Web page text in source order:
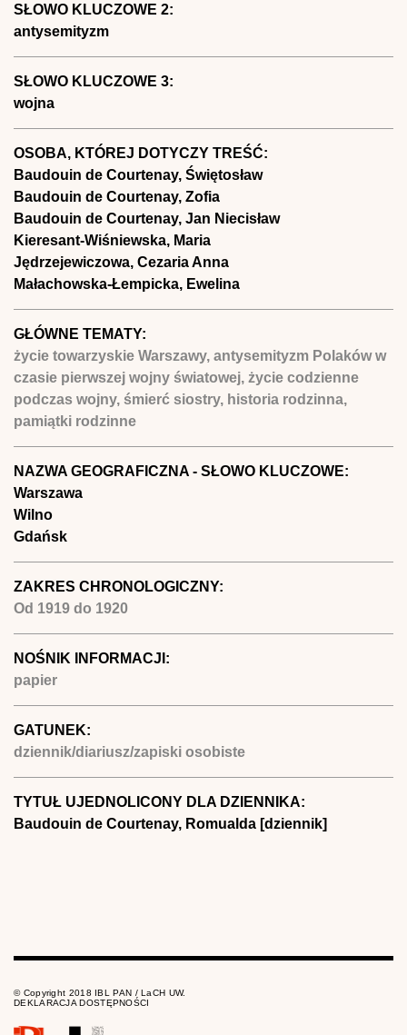
SŁOWO KLUCZOWE 2:
antysemityzm
SŁOWO KLUCZOWE 3:
wojna
OSOBA, KTÓREJ DOTYCZY TREŚĆ:
Baudouin de Courtenay, Świętosław
Baudouin de Courtenay, Zofia
Baudouin de Courtenay, Jan Niecisław
Kieresant-Wiśniewska, Maria
Jędrzejewiczowa, Cezaria Anna
Małachowska-Łempicka, Ewelina
GŁÓWNE TEMATY:
życie towarzyskie Warszawy, antysemityzm Polaków w
czasie pierwszej wojny światowej, życie codzienne
podczas wojny, śmierć siostry, historia rodzinna,
pamiątki rodzinne
NAZWA GEOGRAFICZNA - SŁOWO KLUCZOWE:
Warszawa
Wilno
Gdańsk
ZAKRES CHRONOLOGICZNY:
Od 1919 do 1920
NOŚNIK INFORMACJI:
papier
GATUNEK:
dziennik/diariusz/zapiski osobiste
TYTUŁ UJEDNOLICONY DLA DZIENNIKA:
Baudouin de Courtenay, Romualda [dziennik]
© Copyright 2018 IBL PAN / LaCH UW.
DEKLARACJA DOSTĘPNOŚCI